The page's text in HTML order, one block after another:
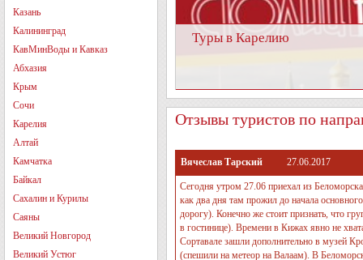
Казань
Калининград
КавМинВоды и Кавказ
Абхазия
Крым
Сочи
Карелия
Алтай
Камчатка
Байкал
Сахалин и Курилы
Саяны
Великий Новгород
Великий Устюг
Туры в Карелию
Отзывы туристов по
Вячеслав Тарский 27.06.2017
Сегодня утром 27.06 приехал из
как два дня там прожил до начала
дорогу). Конечно же стоит признать, что
в гостинице). Времени в Кижах явно не
Сортавале зашли дополнительно в музей
(спешили на метеор на Валаам). В